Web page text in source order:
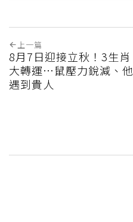
上一篇
8月7日迎接立秋！3生肖
大轉運…鼠壓力銳減、他
遇到貴人